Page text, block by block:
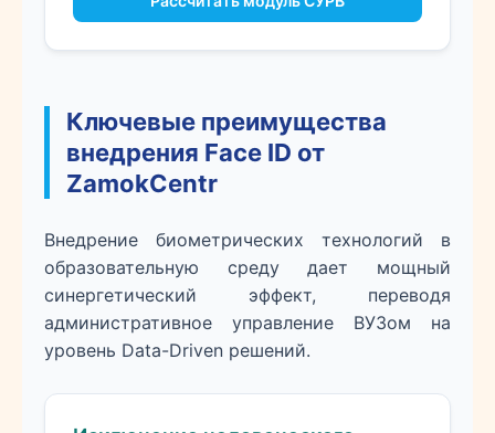
Ключевые преимущества
внедрения Face ID от
ZamokCentr
Внедрение биометрических технологий в
образовательную среду дает мощный
синергетический эффект, переводя
административное управление ВУЗом на
уровень Data-Driven решений.